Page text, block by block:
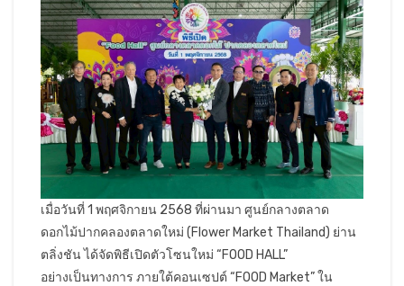
เมื่อวันที่ 1 พฤศจิกายน 2568 ที่ผ่านมา ศูนย์กลางตลาด
ดอกไม้ปากคลองตลาดใหม่ (Flower Market Thailand) ย่าน
ตลิ่งชัน ได้จัดพิธีเปิดตัวโซนใหม่ “FOOD HALL”
อย่างเป็นทางการ ภายใต้คอนเซปต์ “FOOD Market” ใน